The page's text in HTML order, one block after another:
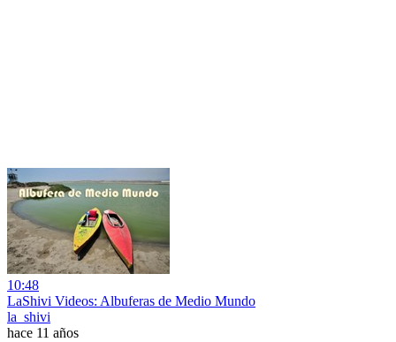
10:48
LaShivi Videos: Albuferas de Medio Mundo
la_shivi
hace 11 años